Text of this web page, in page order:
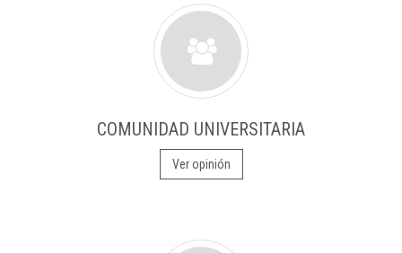
COMUNIDAD UNIVERSITARIA
Ver opinión